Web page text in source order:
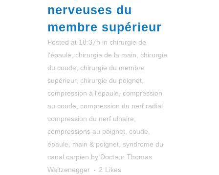
nerveuses du
membre supérieur
Posted at 18:37h in chirurgie de
l'épaule chirurgie de la main chirurgie
du coude chirurgie du membre
supérieur, chirurgie du poignet
compression à l'épaule compression
au coude compression du nerf radial
compression du nerf ulnaire
compressions au poignet coude
épaule
main & poignet syndrome du
canal carpien by Docteur Thomas
Waitzenegger
2 Likes